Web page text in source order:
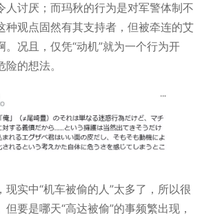
人讨厌；而玛秋的行为是对军警体制不
种观点固然有其支持者，但被牵连的艾
。况且，仅凭“动机”就为一个行为开
的想法。
现实中“机车被偷的人”太多了，所以很
要是哪天“高达被偷”的事频繁出现，